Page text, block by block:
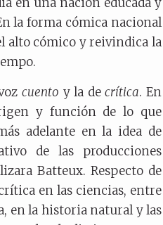
la forma cómica nacional
alto cómico y reivindica la
cuento y la decrítica. En
y función de lo que
adelante en la idea de
de las producciones
Batteux. Respecto de
en las ciencias, entre
en la historia natural y las